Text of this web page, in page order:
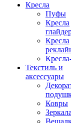
Кресла
Пуфы
Кресла
Кресла
Текстиль и
аксессуары
Ковры
Зеркала